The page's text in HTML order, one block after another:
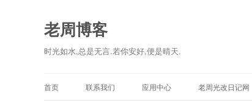
老周博客
时光如水,总是无言.若你安好,便是晴天.
首页 联系我们 应用中心 老周光改日记网